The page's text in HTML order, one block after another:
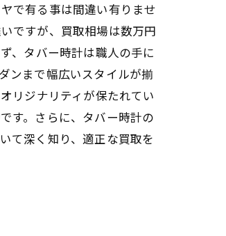
で有る事は間違い有りませ
ですが、買取相場は数万円
、タバー時計は職人の手に
ンまで幅広いスタイルが揃
リジナリティが保たれてい
す。さらに、タバー時計の
て深く知り、適正な買取を